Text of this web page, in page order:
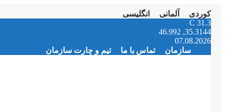
کوردی آلمانی
انگلیسی
Facebook
Twitter
Instagram
Youtube
Email
Telegram
31.3
C
35.3144, 46.992
07.08.2026
سازمان
تماس با ما تیم و چارت سازمان